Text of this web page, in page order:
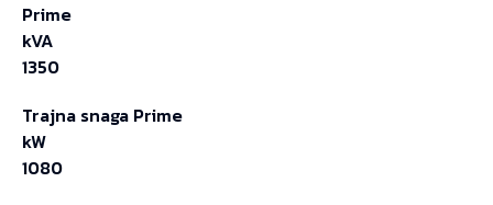
Prime
kVA
1350
Trajna snaga Prime
kW
1080